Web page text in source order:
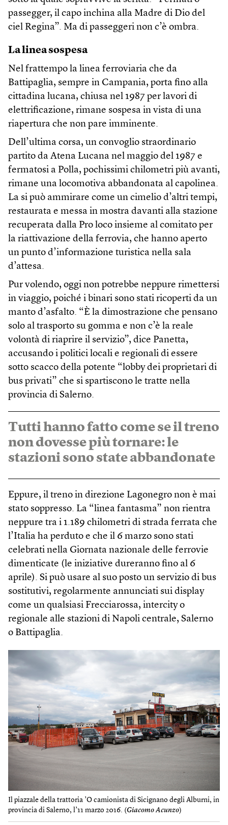
passegger, il capo inchina alla Madre di Dio del
ciel Regina”. Ma di passeggeri non c’è ombra.
La linea sospesa
Nel frattempo la linea ferroviaria che da
Battipaglia, sempre in Campania, porta fino alla
cittadina lucana, chiusa nel 1987 per lavori di
elettrificazione, rimane sospesa in vista di una
riapertura che non pare imminente.
Dell’ultima corsa, un convoglio straordinario
partito da Atena Lucana nel maggio del 1987 e
fermatosi a Polla, pochissimi chilometri più avanti,
rimane una locomotiva abbandonata al capolinea.
La si può ammirare come un cimelio d’altri tempi,
restaurata e messa in mostra davanti alla stazione
recuperata dalla Pro loco insieme al comitato per
la riattivazione della ferrovia, che hanno aperto
un punto d’informazione turistica nella sala
d’attesa.
Pur volendo, oggi non potrebbe neppure rimettersi
in viaggio, poiché i binari sono stati ricoperti da un
manto d’asfalto. “È la dimostrazione che pensano
solo al trasporto su gomma e non c’è la reale
volontà di riaprire il servizio”, dice Panetta,
accusando i politici locali e regionali di essere
sotto scacco della potente “lobby dei proprietari di
bus privati” che si spartiscono le tratte nella
provincia di Salerno.
Tutti hanno fatto come se il treno
non dovesse più tornare: le
stazioni sono state abbandonate
Eppure, il treno in direzione Lagonegro non è mai
stato soppresso. La “linea fantasma” non rientra
neppure tra i 1.189 chilometri di strada ferrata che
l’Italia ha perduto e che il 6 marzo sono stati
celebrati nella Giornata nazionale delle ferrovie
dimenticate (le iniziative dureranno fino al 6
aprile). Si può usare al suo posto un servizio di bus
sostitutivi, regolarmente annunciati sui display
come un qualsiasi Frecciarossa, intercity o
regionale alle stazioni di Napoli centrale, Salerno
o Battipaglia.
Il piazzale della trattoria ’O camionista di Sicignano degli Alburni, in
provincia di Salerno, l’11 marzo 2016. (Giacomo Acunzo)